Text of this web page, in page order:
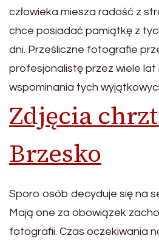
człowieka miesza radość z
chce posiadać pamiątkę z
dni. Prześliczne fotografie
profesjonalistę przez wiele
wspominania tych
Zdjęcia
Brzesko
Sporo osób decyduje się na
Mają one za obowiązek
fotografii. Czas oczekiwania